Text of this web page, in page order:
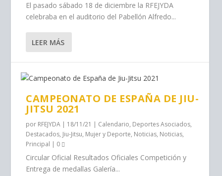
El pasado sábado 18 de diciembre la RFEJYDA
celebraba en el auditorio del Pabellón Alfredo...
LEER MÁS
CAMPEONATO DE ESPAÑA DE JIU-
JITSU 2021
por RFEJYDA | 18/11/21 | Calendario, Deportes Asociados,
Destacados, Jiu-Jitsu, Mujer y Deporte, Noticias, Noticias,
Principal | 0
Circular Oficial Resultados Oficiales Competición y
Entrega de medallas Galería...